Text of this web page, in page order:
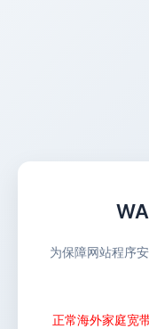
为保障网站程序
正常海外家庭宽